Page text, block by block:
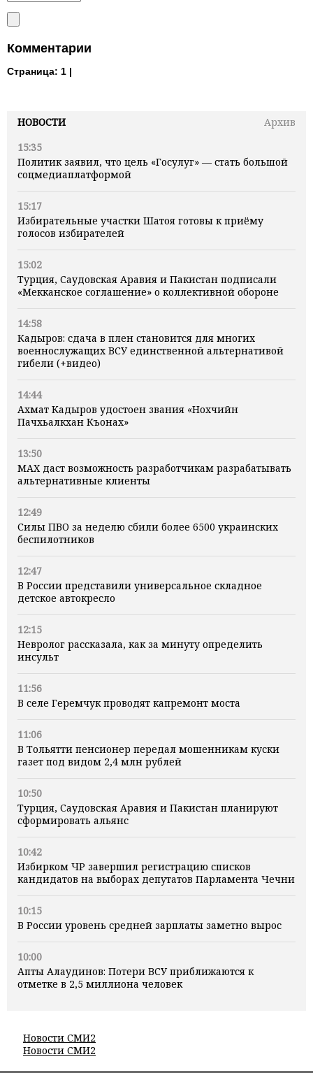
НОВОСТИ
Архив
15:35
Политик заявил, что цель «Госулуг» — стать большой
соцмедиаплатформой
15:17
Избирательные участки Шатоя готовы к приёму
голосов избирателей
15:02
Турция, Саудовская Аравия и Пакистан подписали
«Мекканское соглашение» о коллективной обороне
14:58
Кадыров: сдача в плен становится для многих
военнослужащих ВСУ единственной альтернативой
гибели (+видео)
14:44
Ахмат Кадыров удостоен звания «Нохчийн
Пачхьалкхан Къонах»
13:50
MAX даст возможность разработчикам разрабатывать
альтернативные клиенты
12:49
Силы ПВО за неделю сбили более 6500 украинских
беспилотников
12:47
В России представили универсальное складное
детское автокресло
12:15
Невролог рассказала, как за минуту определить
инсульт
11:56
В селе Геремчук проводят капремонт моста
11:06
В Тольятти пенсионер передал мошенникам куски
газет под видом 2,4 млн рублей
10:50
Турция, Саудовская Аравия и Пакистан планируют
сформировать альянс
10:42
Избирком ЧР завершил регистрацию списков
кандидатов на выборах депутатов Парламента Чечни
10:15
В России уровень средней зарплаты заметно вырос
10:00
Апты Алаудинов: Потери ВСУ приближаются к
отметке в 2,5 миллиона человек
Новости СМИ2
Новости СМИ2
Комментарии
Страница: 1 |